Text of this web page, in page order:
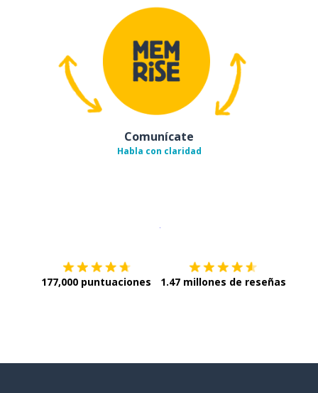
Comunícate
Habla con claridad
177,000 puntuaciones 1.47 millones de reseñas